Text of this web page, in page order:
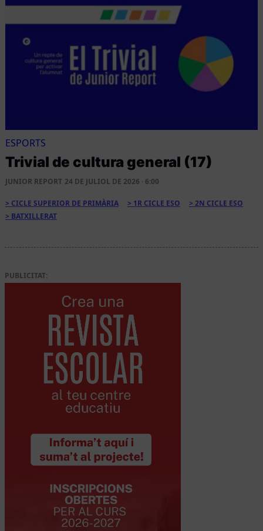
ESPORTS
Trivial de cultura general (17)
JUNIOR REPORT 24 DE JULIOL DE 2026 · 6:00
CICLE SUPERIOR DE PRIMÀRIA 1R CICLE ESO
2N CICLE ESO
BATXILLERAT
PUBLICITAT: